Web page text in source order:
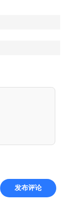
发布评论